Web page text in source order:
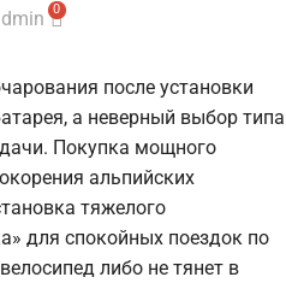
0
после установки
а неверный выбор типа
Покупка мощного
альпийских
тяжелого
для спокойных поездок по
либо не тянет в